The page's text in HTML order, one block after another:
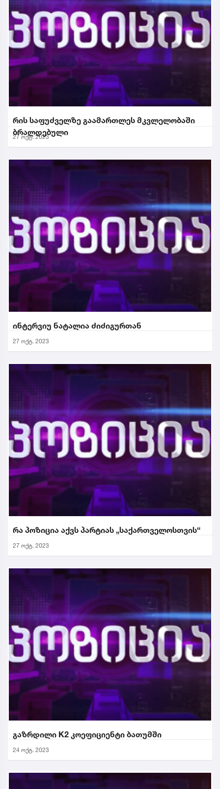
რის საფუძველზე გაამართლეს მკვლელობაში
ბრალდებული
27 ოქტ. 2023
ინტერვიუ ნატალია ძიძიგურთან
27 ოქტ. 2023
რა პოზიცია აქვს პარტიას „საქართველოსთვის“
27 ოქტ. 2023
გაზრდილი K2 კოეფიციენტი ბათუმში
24 ოქტ. 2023